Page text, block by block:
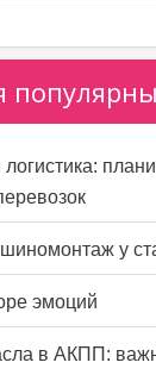
логистика:
у
эмоций
в АКПП: